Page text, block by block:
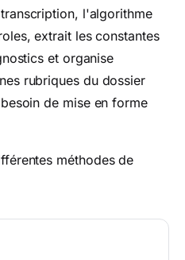
l'algorithme
extrait les constantes
et organise
rubriques du dossier
de mise en forme
méthodes de